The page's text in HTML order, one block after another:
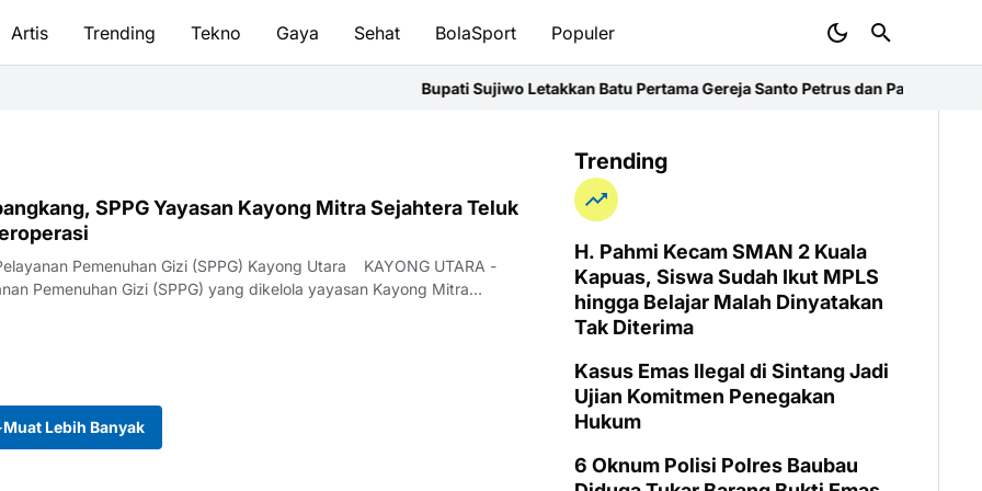
Artis Trending Tekno Gaya Sehat BolaSport Populer
Bupati Sujiwo Letakkan Batu Pertama Gereja Santo Petrus dan Paulus di Desa
SPPG Yayasan Kayong Mitra Sejahtera Teluk
Pemenuhan Gizi (SPPG) Kayong Utara KAYONG UTARA -
Pemenuhan Gizi (SPPG) yang dikelola yayasan Kayong Mitra
Muat Lebih Banyak
Trending
H. Pahmi Kecam SMAN 2 Kuala
Kapuas, Siswa Sudah Ikut MPLS
hingga Belajar Malah Dinyatakan
Tak Diterima
Kasus Emas Ilegal di Sintang Jadi
Ujian Komitmen Penegakan
Hukum
6 Oknum Polisi Polres Baubau